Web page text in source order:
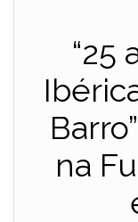
“25
na